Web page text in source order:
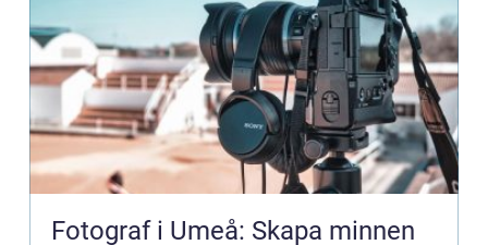
Fotograf i Umeå: Skapa minnen